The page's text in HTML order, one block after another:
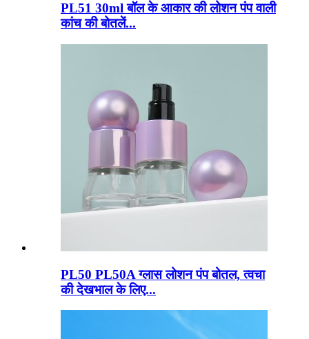
PL51 30ml बॉल के आकार की लोशन पंप वाली
कांच की बोतलें...
PL50 PL50A ग्लास लोशन पंप बोतल, त्वचा
की देखभाल के लिए...